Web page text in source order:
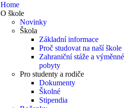
Home
O škole
Novinky
Škola
Základní informace
Proč studovat na naší škole
Zahraniční stáže a výměnné
pobyty
Pro studenty a rodiče
Dokumenty
Školné
Stipendia